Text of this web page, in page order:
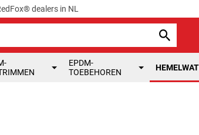
dealers in NL
EPDM-
TOEBEHOREN